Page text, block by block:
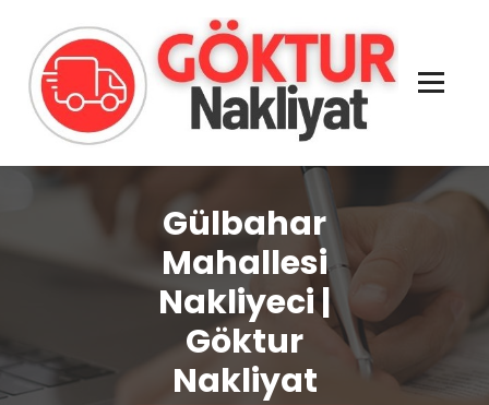
Gülbahar
Mahallesi
Nakliyeci |
Göktur
Nakliyat